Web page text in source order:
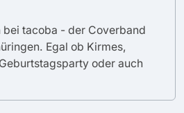
tacoba - der Coverband
Egal ob Kirmes,
oder auch